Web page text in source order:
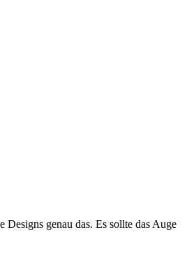
genau das. Es sollte das Auge